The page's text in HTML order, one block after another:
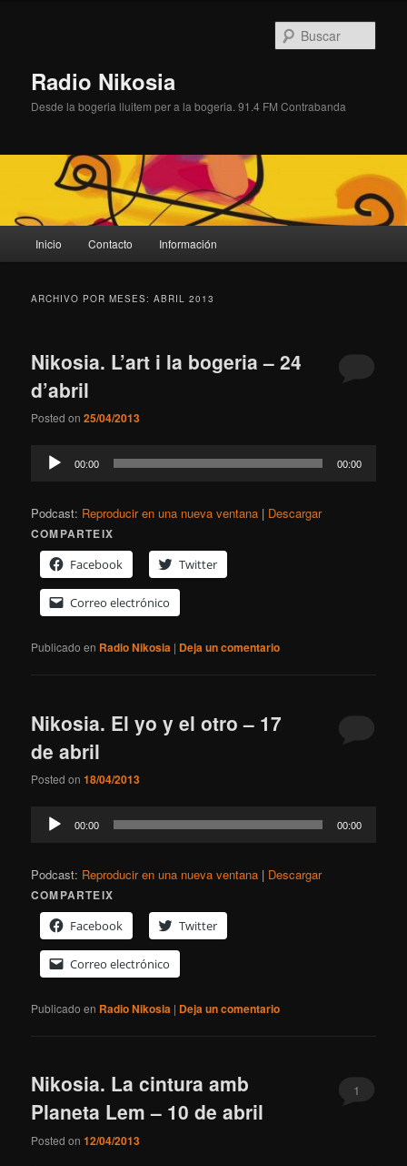
Radio Nikosia
Desde la bogeria lluitem per a la bogeria. 91.4 FM Contrabanda
principal
Inicio Contacto Información
ARCHIVO POR MESES:ABRIL 2013
Nikosia. L’art i la bogeria – 24
d’abril
Posted on25/04/2013
Reproductor
00:00 00:00
Podcast: Reproducir en una nueva ventana | Descargar
COMPARTEIX
Facebook
Twitter
Correo electrónico
Publicado en Radio Nikosia | Deja un comentario
Nikosia. El yo y el otro – 17
de abril
Posted on18/04/2013
Reproductor
00:00 00:00
Podcast: Reproducir en una nueva ventana | Descargar
COMPARTEIX
Facebook
Twitter
Correo electrónico
Publicado en Radio Nikosia | Deja un comentario
Nikosia. La cintura amb
Planeta Lem – 10 de abril
Posted on12/04/2013
1